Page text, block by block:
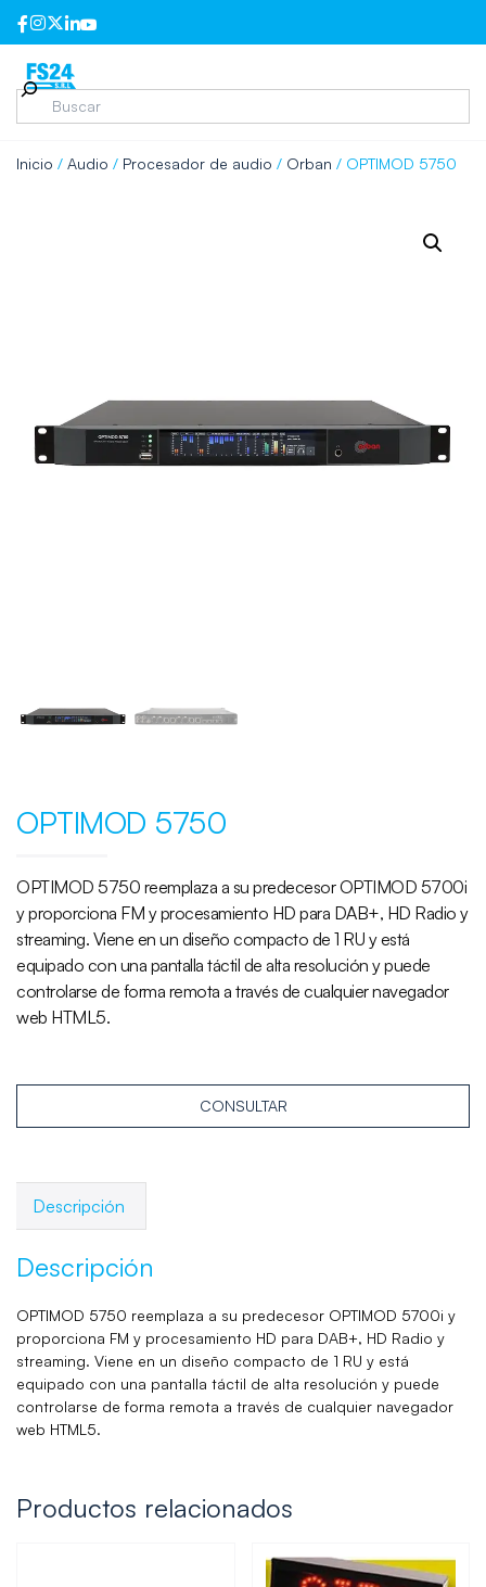
Inicio / Audio / Procesador de audio / Orban / OPTIMOD 5750
OPTIMOD 5750
OPTIMOD 5750 reemplaza a su predecesor OPTIMOD 5700i
y proporciona FM y procesamiento HD para DAB+, HD Radio y
streaming. Viene en un diseño compacto de 1 RU y está
equipado con una pantalla táctil de alta resolución y puede
controlarse de forma remota a través de cualquier navegador
web HTML5.
CONSULTAR
Descripción
Descripción
OPTIMOD 5750 reemplaza a su predecesor OPTIMOD 5700i y
proporciona FM y procesamiento HD para DAB+, HD Radio y
streaming. Viene en un diseño compacto de 1 RU y está
equipado con una pantalla táctil de alta resolución y puede
controlarse de forma remota a través de cualquier navegador
web HTML5.
Productos relacionados